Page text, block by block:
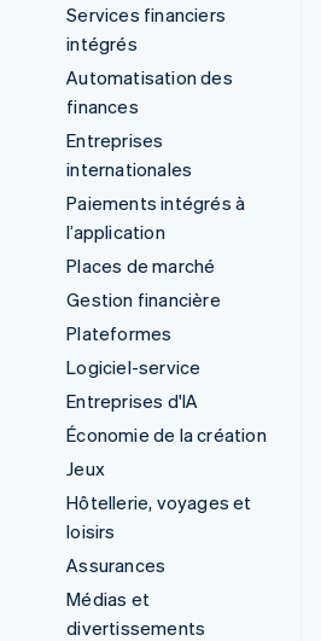
Services financiers
intégrés
Automatisation des
finances
Entreprises
internationales
Paiements intégrés à
l’application
Places de marché
Gestion financière
Plateformes
Logiciel-service
Entreprises d'IA
Économie de la création
Jeux
Hôtellerie, voyages et
loisirs
Assurances
Médias et
divertissements